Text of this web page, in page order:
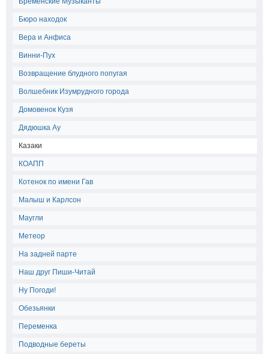
Бюро находок
Вера и Анфиса
Винни-Пух
Возвращение блудного попугая
Волшебник Изумрудного города
Домовенок Кузя
Дядюшка Ау
Казаки
КОАПП
Котенок по имени Гав
Малыш и Карлсон
Маугли
Метеор
На задней парте
Наш друг Пиши-Читай
Ну Погоди!
Обезьянки
Переменка
Подводные береты